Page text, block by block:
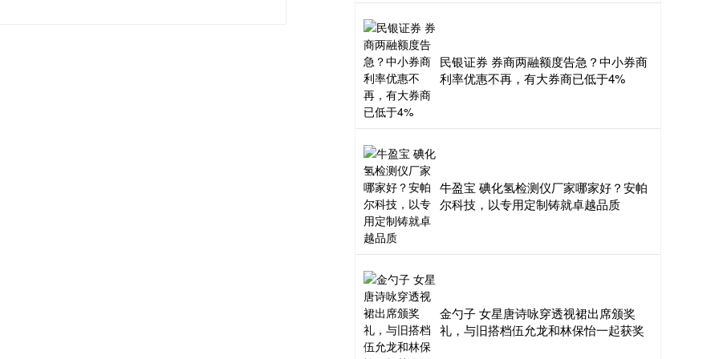
民银证券 券商两融额度告急？中小券商
利率优惠不再，有大券商已低于4%
牛盈宝 碘化氢检测仪厂家哪家好？安帕
尔科技，以专用定制铸就卓越品质
金勺子 女星唐诗咏穿透视裙出席颁奖
礼，与旧搭档伍允龙和林保怡一起获奖